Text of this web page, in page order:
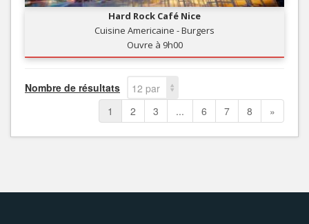
Hard Rock Café Nice
Cuisine Americaine - Burgers
Ouvre à 9h00
Nombre de résultats
12 par
page
1 2 3 ... 6 7 8 »